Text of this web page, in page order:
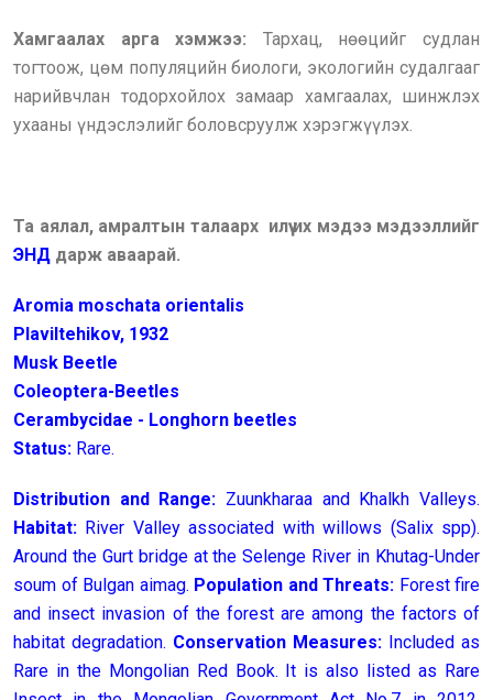
Хамгаалах арга хэмжээ: Тархац, нөөцийг судлан
тогтоож, цөм популяцийн биологи, экологийн судалгааг
нарийвчлан тодорхойлох замаар хамгаалах, шинжлэх
ухааны үндэслэлийг боловсруулж хэрэгжүүлэх.
Та аялал, амралтын талаарх илүү их мэдээ мэдээллийг
ЭНД дарж аваарай.
Aromia moschata orientalis
Plaviltehikov, 1932
Musk Beetle
Coleoptera-Beetles
Cerambycidae - Longhorn beetles
Status: Rare.
Distribution and Range: Zuunkharaa and Khalkh Valleys.
Habitat: River Valley associated with willows (Salix spp).
Around the Gurt bridge at the Selenge River in Khutag-Under
soum of Bulgan aimag. Population and Threats: Forest fire
and insect invasion of the forest are among the factors of
habitat degradation. Conservation Measures: Included as
Rare in the Mongolian Red Book. It is also listed as Rare